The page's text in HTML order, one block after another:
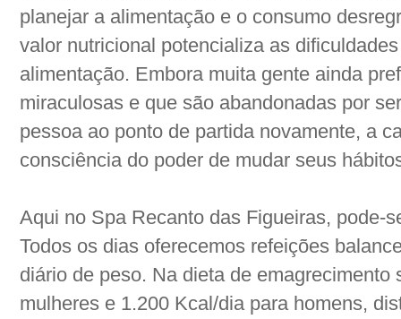
planejar a alimentação e o consumo
valor nutricional potencializa as
alimentação. Embora muita gente ainda
miraculosas e que são abandonadas por
pessoa ao ponto de partida novamente, a
consciência do poder de mudar seus
Aqui no Spa Recanto das Figueiras, pode-
Todos os dias oferecemos refeições
diário de peso. Na dieta de emagrecimento
mulheres e 1.200 Kcal/dia para homens,